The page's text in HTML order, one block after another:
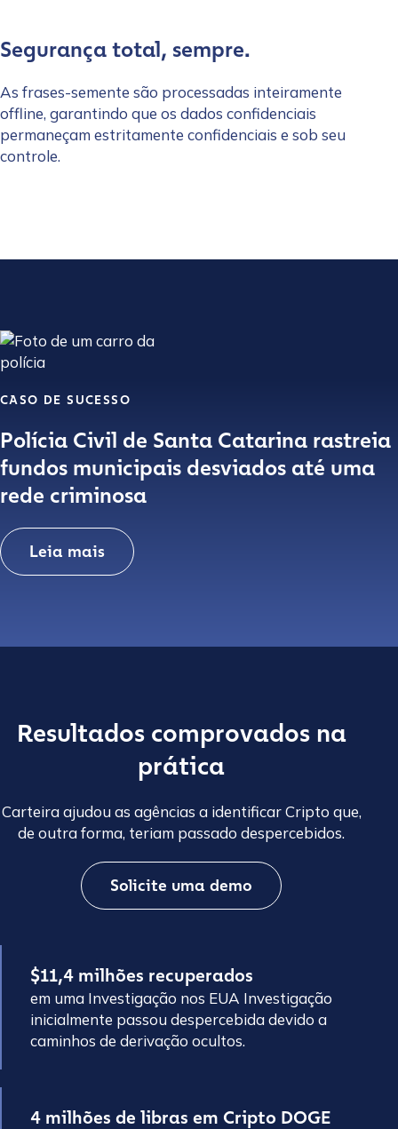
Segurança total, sempre.
As frases-semente são processadas inteiramente
offline, garantindo que os dados confidenciais
permaneçam estritamente confidenciais e sob seu
controle.
CASO DE SUCESSO
Polícia Civil de Santa Catarina rastreia
fundos municipais desviados até uma
rede criminosa
Leia mais
Resultados comprovados na
prática
Carteira ajudou as agências a identificar Cripto que,
de outra forma, teriam passado despercebidos.
Solicite uma demo
$11,4 milhões recuperados
em uma Investigação nos EUA Investigação
inicialmente passou despercebida devido a
caminhos de derivação ocultos.
4 milhões de libras em Cripto DOGE